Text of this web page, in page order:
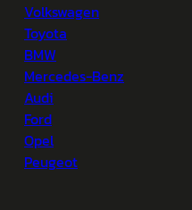
Volkswagen
Toyota
BMW
Mercedes-Benz
Audi
Ford
Opel
Peugeot